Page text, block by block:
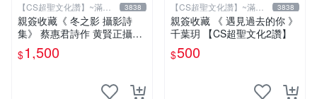
【CS超聖文化讚】~滿千
元送運
3838
親簽收藏《 冬之影 攝影詩
集》 蔡惠君詩作 黄賢正攝影
白象文化 幾乎全新【CS超聖
文化2讚】
$1,500
【CS超聖文化讚】~滿千
元送運
3838
親簽收藏 《 遇見過去的你 》
千葉玥 【CS超聖文化2讚】
$500